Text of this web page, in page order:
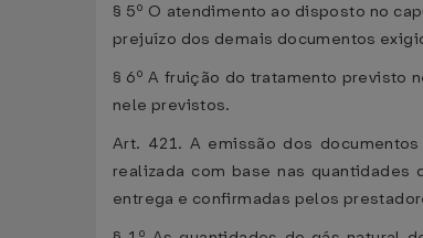
§ 5º O atendimento ao disposto no
prejuízo dos demais documentos
§ 6º A fruição do tratamento previsto
nele previstos.
Art. 421. A emissão dos
realizada com base nas
entrega e confirmadas pelos